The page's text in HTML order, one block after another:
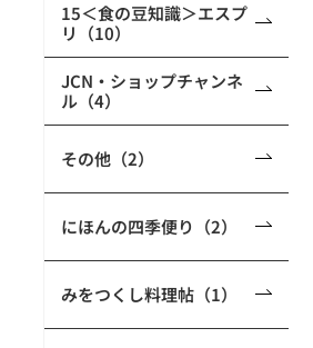
15＜食の豆知識＞エスプ
リ（10）
JCN・ショップチャンネ
ル（4）
その他（2）
にほんの四季便り（2）
みをつくし料理帖（1）